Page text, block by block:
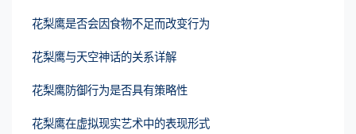
花梨鹰是否会因食物不足而改变行为
花梨鹰与天空神话的关系详解
花梨鹰防御行为是否具有策略性
花梨鹰在虚拟现实艺术中的表现形式